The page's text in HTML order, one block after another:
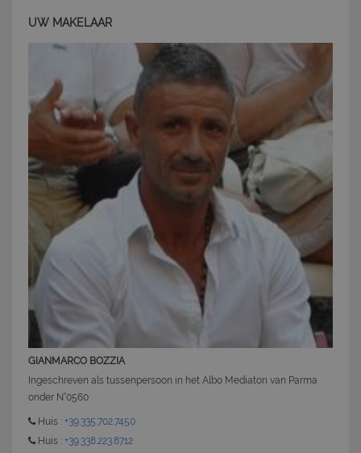
UW MAKELAAR
GIANMARCO BOZZIA
Ingeschreven als tussenpersoon in het Albo Mediatori van Parma
onder N°0560
Huis : +39.335.702.7450
Huis : +39.338.223.8712